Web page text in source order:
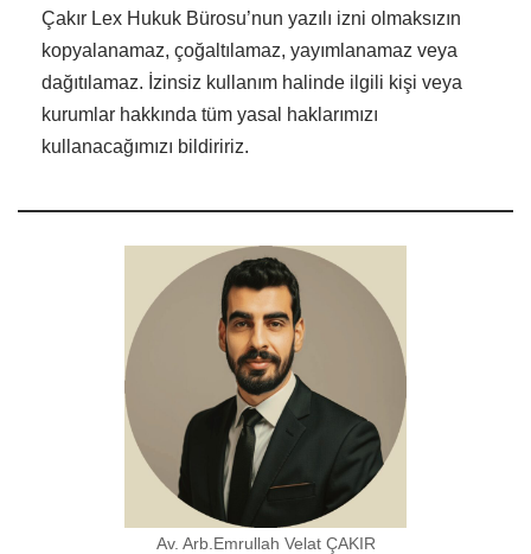
Çakır Lex Hukuk Bürosu’nun yazılı izni olmaksızın
kopyalanamaz, çoğaltılamaz, yayımlanamaz veya
dağıtılamaz. İzinsiz kullanım halinde ilgili kişi veya
kurumlar hakkında tüm yasal haklarımızı
kullanacağımızı bildiririz.
Av. Arb.Emrullah Velat ÇAKIR